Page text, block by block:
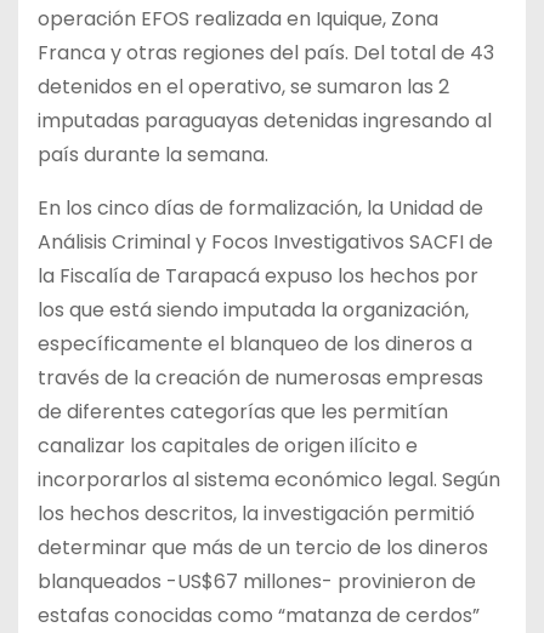
operación EFOS realizada en Iquique, Zona
Franca y otras regiones del país. Del total de 43
detenidos en el operativo, se sumaron las 2
imputadas paraguayas detenidas ingresando al
país durante la semana.
En los cinco días de formalización, la Unidad de
Análisis Criminal y Focos Investigativos SACFI de
la Fiscalía de Tarapacá expuso los hechos por
los que está siendo imputada la organización,
específicamente el blanqueo de los dineros a
través de la creación de numerosas empresas
de diferentes categorías que les permitían
canalizar los capitales de origen ilícito e
incorporarlos al sistema económico legal. Según
los hechos descritos, la investigación permitió
determinar que más de un tercio de los dineros
blanqueados -US$67 millones- provinieron de
estafas conocidas como “matanza de cerdos”